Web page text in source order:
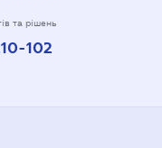
та рішень
102